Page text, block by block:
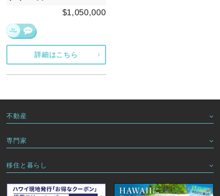
$1,050,000
詳細はこちら
不動産
専門家
移住と暮らし